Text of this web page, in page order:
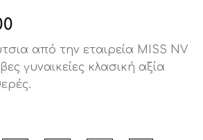
τρέχουσα
τιμή
είναι:
€30.00.
από την εταιρεία MISS NV
γυναικείες κλασική αξία